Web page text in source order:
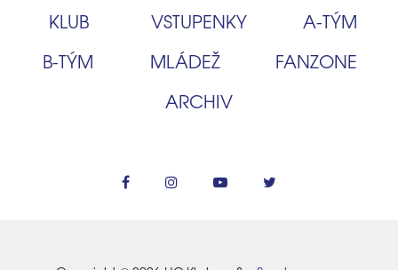
KLUB VSTUPENKY
A‑TÝM
B‑TÝM
MLÁDEŽ
FANZONE
ARCHIV